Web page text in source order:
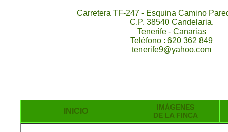
Carretera TF-247 - Esquina Camino
C.P. 38540 Candelaria.
Tenerife - Canarias
Teléfono : 620 362 849
tenerife9@yahoo.com
INICIO
IMÁGENES
DE LA FINCA